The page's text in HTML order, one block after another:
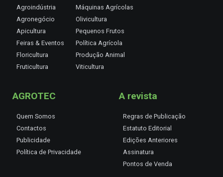
Agroindústria
Agronegócio
Apicultura
Feiras & Eventos
Floricultura
Fruticultura
Máquinas Agrícolas
Olivicultura
Pequenos Frutos
Política Agrícola
Produção Animal
Viticultura
AGROTEC
Quem Somos
Contactos
Publicidade
Política de Privacidade
A revista
Regras de Publicação
Estatuto Editorial
Edições Anteriores
Assinatura
Pontos de Venda